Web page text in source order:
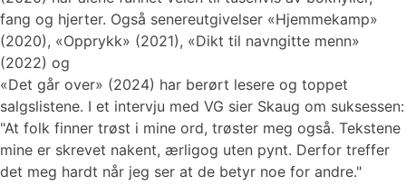
fang og hjerter. Også senereutgivelser «Hjemmekamp»
(2020), «Opprykk» (2021), «Dikt til navngitte menn»
(2022) og
«Det går over» (2024) har berørt lesere og toppet
salgslistene. I et intervju med VG sier Skaug om suksessen:
"At folk finner trøst i mine ord, trøster meg også. Tekstene
mine er skrevet nakent, ærligog uten pynt. Derfor treffer
det meg hardt når jeg ser at de betyr noe for andre."